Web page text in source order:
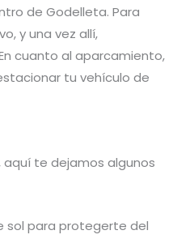
de Godelleta. Para
y una vez allí,
cuanto al aparcamiento,
tu vehículo de
aquí te dejamos algunos
sol para protegerte del